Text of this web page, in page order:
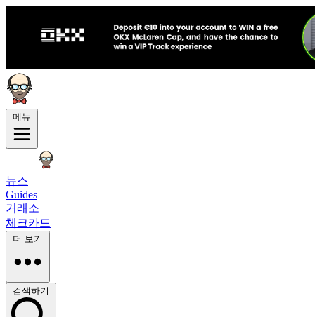
메뉴
뉴스
Guides
거래소
체크카드
더 보기
검색하기